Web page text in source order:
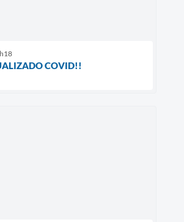
COVID!!